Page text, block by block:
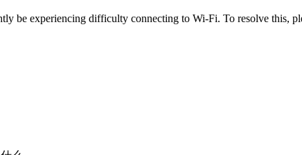
be experiencing difficulty connecting to Wi-Fi. To resolve this,